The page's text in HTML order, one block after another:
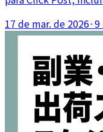
do fluxo.
17 de mar. de 2026·9